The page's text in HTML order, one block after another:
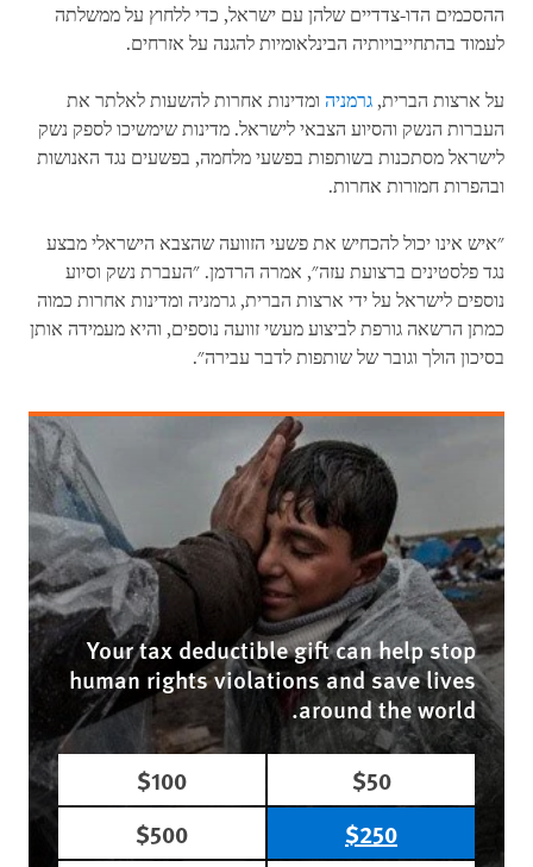
ההסכמים הדו-צדדיים שלהן עם ישראל, כדי ללחוץ על ממשלתה
לעמוד בהתחייבויותיה הבינלאומיות להגנה על אזרחים.
על ארצות הברית, גרמניה ומדינות אחרות להשעות לאלתר את
העברות הנשק והסיוע הצבאי לישראל. מדינות שימשיכו לספק נשק
לישראל מסתכנות בשותפות בפשעי מלחמה, בפשעים נגד האנושות
ובהפרות חמורות אחרות.
"איש אינו יכול להכחיש את פשעי הזוועה שהצבא הישראלי מבצע
נגד פלסטינים ברצועת עזה", אמרה הרדמן. "העברת נשק וסיוע
נוספים לישראל על ידי ארצות הברית, גרמניה ומדינות אחרות כמוה
כמתן הרשאה גורפת לביצוע מעשי זוועה נוספים, והיא מעמידה אותן
בסיכון הולך וגובר של שותפות לדבר עבירה".
Your tax deductible gift can help stop
human rights violations and save lives
around the world.
$50
$100
$250
$500